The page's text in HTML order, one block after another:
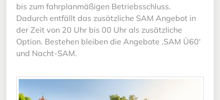
bis zum fahrplanmäßigen Betriebsschluss.
Dadurch entfällt das zusätzliche SAM Angebot in
der Zeit von 20 Uhr bis 00 Uhr als zusätzliche
Option. Bestehen bleiben die Angebote ‚SAM Ü60‘
und Nacht-SAM.